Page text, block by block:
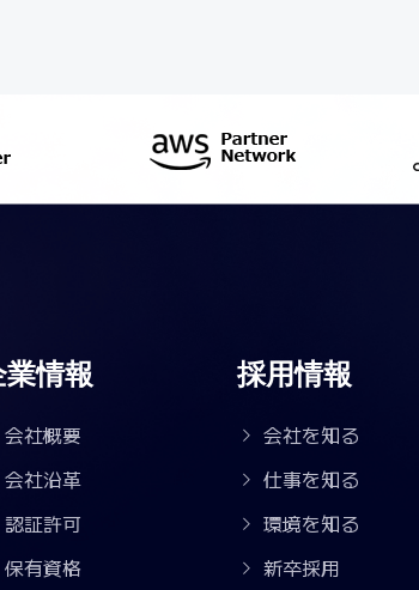
情報
会社概要
会社沿革
認証許可
保有資格
採用情報
会社を知る
仕事を知る
環境を知る
新卒採用